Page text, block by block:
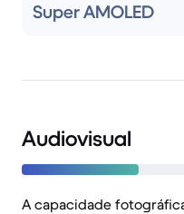
Super AMOLED
Audiovisual
A capacidade